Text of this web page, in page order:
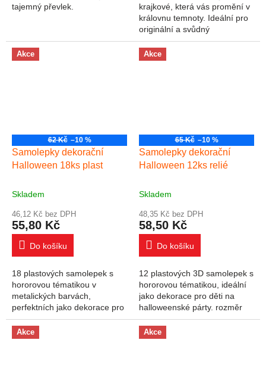
tajemný převlek.
krajkové, která vás promění v
královnu temnoty. Ideální pro
originální a svůdný
halloweenský převlek.
Akce
62 Kč –10 %
Samolepky dekorační
Halloween 18ks plast
Skladem
46,12 Kč bez DPH
55,80 Kč
Do košíku
18 plastových samolepek s
hororovou tématikou v
metalických barvách,
perfektních jako dekorace pro
děti na halloweenské párty.
Velikost balení 11 cm X 21 cm
X 0,5 cm
Akce
65 Kč –10 %
Samolepky dekorační
Halloween 12ks relié
Skladem
48,35 Kč bez DPH
58,50 Kč
Do košíku
12 plastových 3D samolepek s
hororovou tématikou, ideální
jako dekorace pro děti na
halloweenské párty. rozměr
plata : 16 cm x 25 cm
Akce Akce